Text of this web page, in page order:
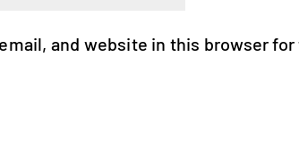
and website in this browser